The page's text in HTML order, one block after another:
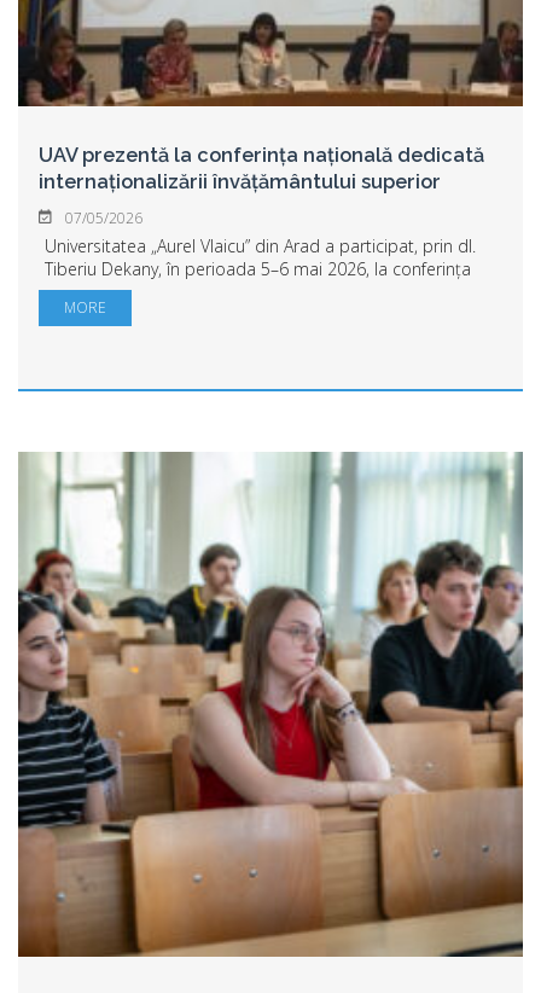
UAV prezentă la conferința națională dedicată
internaționalizării învățământului superior
07/05/2026
Universitatea „Aurel Vlaicu” din Arad a participat, prin dl.
Tiberiu Dekany, în perioada 5–6 mai 2026, la conferința
„Internaționalizarea învățământului superior în România:
către o mobilitate echilib...
MORE